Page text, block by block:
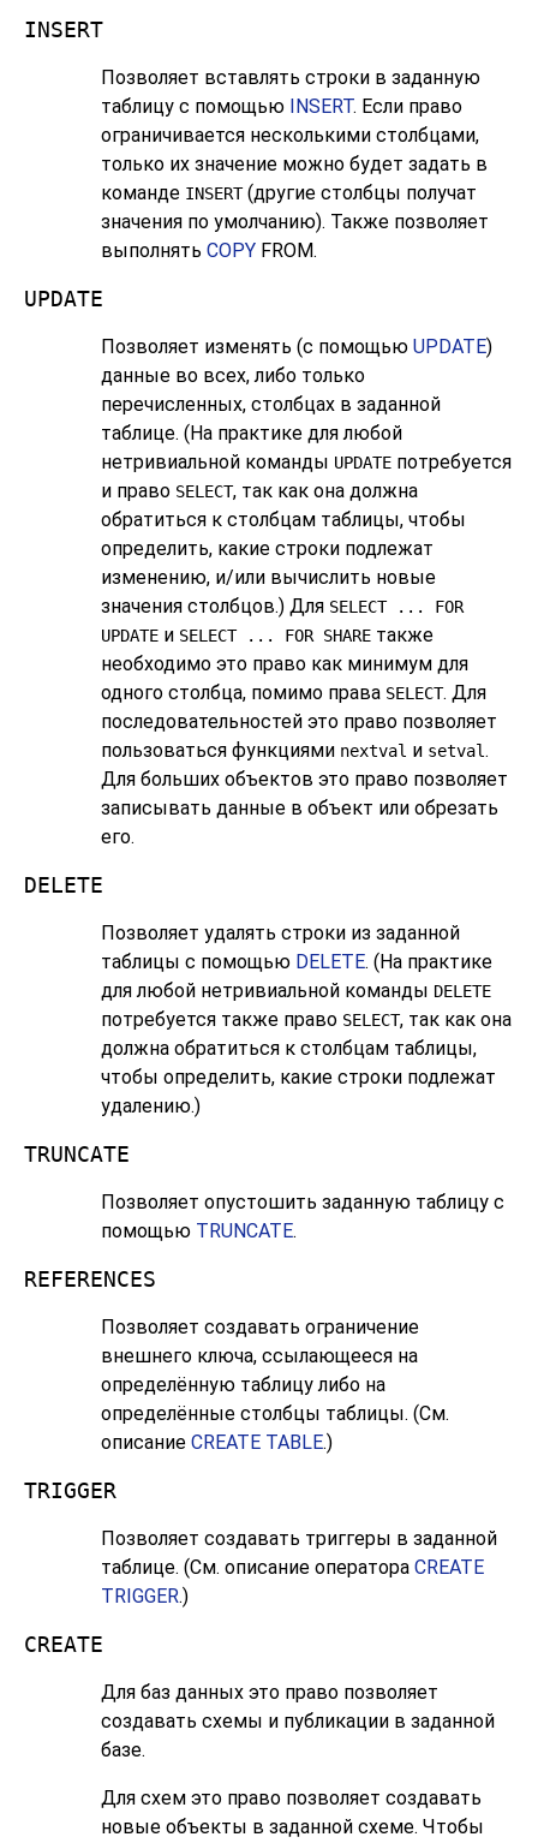
INSERT
Позволяет вставлять строки в заданную
таблицу с помощью INSERT. Если право
ограничивается несколькими столбцами,
только их значение можно будет задать в
команде INSERT(другие столбцы получат
значения по умолчанию). Также позволяет
выполнять COPY FROM.
UPDATE
Позволяет изменять (с помощью UPDATE)
данные во всех, либо только
перечисленных, столбцах в заданной
таблице. (На практике для любой
нетривиальной команды UPDATE потребуется
и право SELECT, так как она должна
обратиться к столбцам таблицы, чтобы
определить, какие строки подлежат
изменению, и/или вычислить новые
значения столбцов.) Для SELECT ... FOR
UPDATE и SELECT ... FOR SHARE также
необходимо это право как минимум для
одного столбца, помимо права SELECT. Для
последовательностей это право позволяет
пользоваться функциями nextval и setval.
Для больших объектов это право позволяет
записывать данные в объект или обрезать
его.
DELETE
Позволяет удалять строки из заданной
таблицы с помощью DELETE. (На практике
для любой нетривиальной команды DELETE
потребуется также право SELECT, так как она
должна обратиться к столбцам таблицы,
чтобы определить, какие строки подлежат
удалению.)
TRUNCATE
Позволяет опустошить заданную таблицу с
помощью TRUNCATE.
REFERENCES
Позволяет создавать ограничение
внешнего ключа, ссылающееся на
определённую таблицу либо на
определённые столбцы таблицы. (См.
описание CREATE TABLE.)
TRIGGER
Позволяет создавать триггеры в заданной
таблице. (См. описание оператора CREATE
TRIGGER.)
CREATE
Для баз данных это право позволяет
создавать схемы и публикации в заданной
базе.
Для схем это право позволяет создавать
новые объекты в заданной схеме. Чтобы